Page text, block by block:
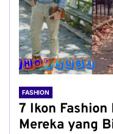
FASHION
7 Ikon
Mereka yang